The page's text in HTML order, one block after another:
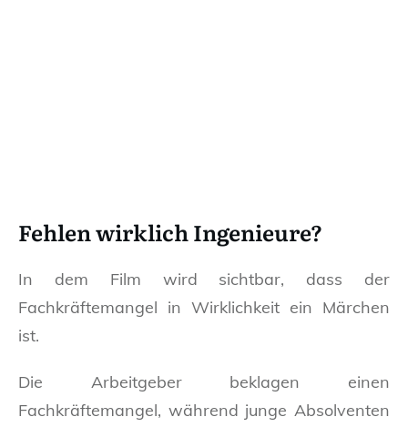
Fehlen wirklich Ingenieure?
In dem Film wird sichtbar, dass der
Fachkräftemangel in Wirklichkeit ein Märchen
ist.
Die Arbeitgeber beklagen einen
Fachkräftemangel, während junge Absolventen